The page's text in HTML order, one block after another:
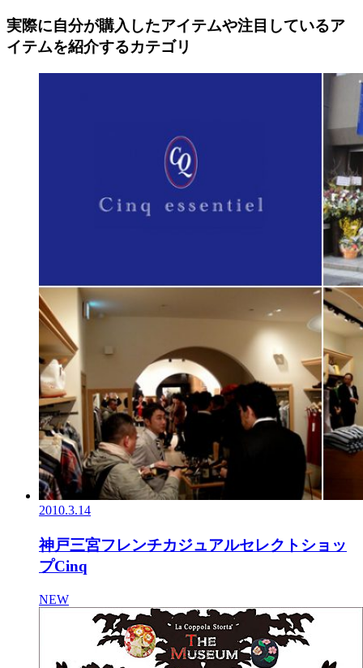
実際に自分が購入したアイテムや注目しているア
イテムを紹介するカテゴリ
2010.3.14
神戸三宮フレンチカジュアルセレクトショッ
プCinq
NEW